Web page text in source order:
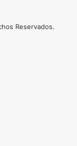
Reservados.